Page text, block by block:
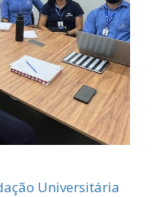
Universitária